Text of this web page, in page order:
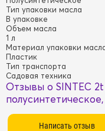
Тип упаковки масла
В упаковке
Объем масла
1 л
Материал упаковки
Пластик
Тип транспорта
Садовая техника
Отзывы о SINTEC